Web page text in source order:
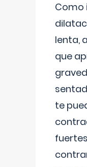
Como
lenta,
que
te